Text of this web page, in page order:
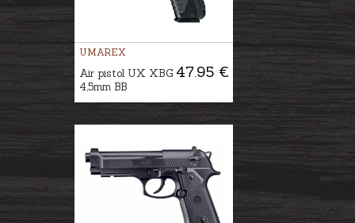
UMAREX
47.95 €
Air pistol UX XBG
4,5mm BB